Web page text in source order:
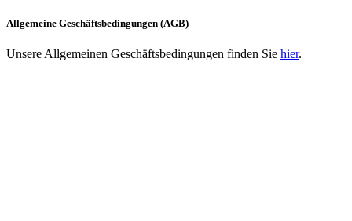
Allgemeine Geschäftsbedingungen (AGB)
Unsere Allgemeinen Geschäftsbedingungen finden Sie hier.